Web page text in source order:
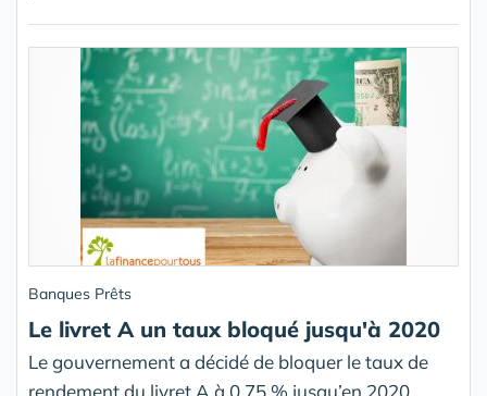
Banques Prêts
Le livret A un taux bloqué jusqu'à 2020
Le gouvernement a décidé de bloquer le taux de
rendement du livret A à 0,75 % jusqu’en 2020,